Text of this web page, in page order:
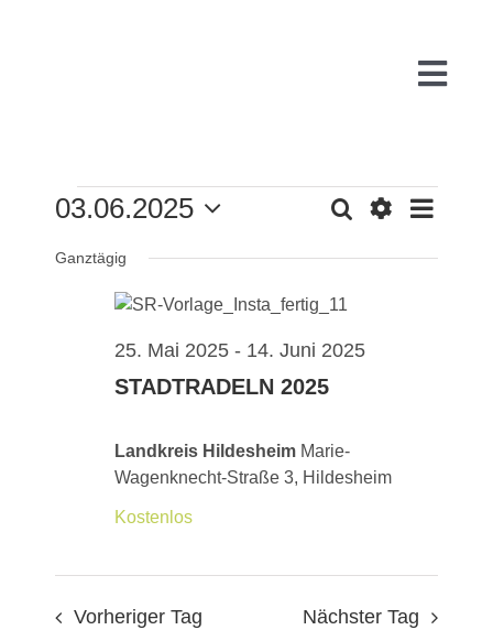
Start
FÜR
FÜR
JUNI
2025
UND
Suche
Anzeigen
Tag
03.06.2025
wählen.
Ganztägig
STADTRADELN 2025
25. Mai 2025 - 14. Juni 2025
Landkreis Hildesheim Marie-
Wagenknecht-Straße 3, Hildesheim
Kostenlos
Vorheriger Tag Nächster Tag